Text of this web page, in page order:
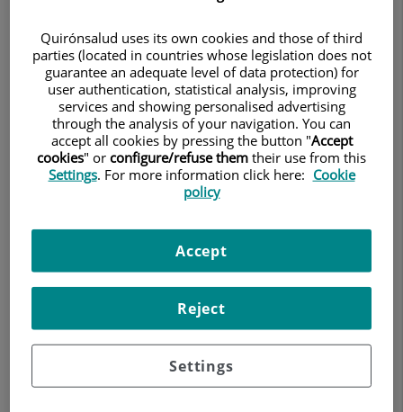
Universitari Dexeus y el Centro Médico Teknon colaboran
con la asociaciónSom Prematurs
para acompañar y
asesorar a las familias de bebés prematuros.
Quirónsalud uses its own cookies and those of third
parties (located in countries whose legislation does not
guarantee an adequate level of data protection) for
user authentication, statistical analysis, improving
services and showing personalised advertising
through the analysis of your navigation. You can
accept all cookies by pressing the button "Accept
cookies" or configure/refuse them their use from this
Settings. For more information click here: Cookie
policy
Settings
Reject
Accept